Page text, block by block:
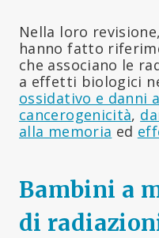
Nella loro
hanno fatto
che associano le
a effetti biologici
ossidativo e danni
cancerogenicità,
alla memoria ed
Bambini a
di